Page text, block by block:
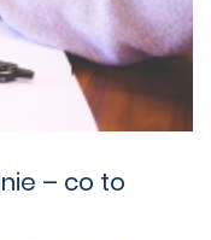
– co to